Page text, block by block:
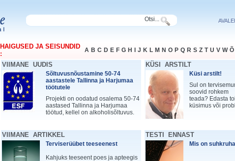
Otsi...
HAIGUSED JA SEISUNDID
:
A B C D E F G H J K L M N O P Q R S Z T U V W Õ
VIIMANE UUDIS
Sõltuvusnõustamine 50-74
aastastele Tallinna ja Harjumaa
töötutele
Projekti on oodatud osalema 50-74
aastased Tallinna ja Harjumaa
töötud, kellel on alkoholisõltuvus.
KÜSI ARSTILT
Küsi arstilt!
Sul on
soovid rohkem
teada? Edasta
küsimus või
VIIMANE ARTIKKEL
Terviserüübet teeseenest
Kahjuks teeseent poes ja apteegis
TESTI ENNAST
Mis on